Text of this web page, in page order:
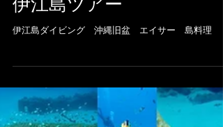
伊江島ツアー